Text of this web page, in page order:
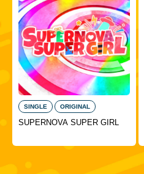
SINGLE ORIGINAL
SUPERNOVA SUPER GIRL